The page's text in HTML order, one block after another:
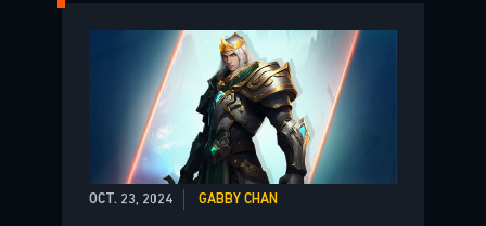
OCT. 23, 2024 GABBY CHAN